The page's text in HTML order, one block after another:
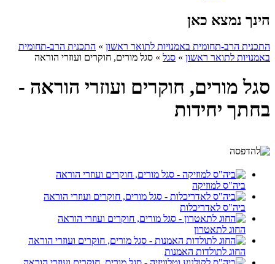
הינך נמצא כאן
התכנית הרב-תחומית באמנויות לתואר ראשון » התכנית הרב-תחומית
באמנויות לתואר ראשון » סגל » סגל מורים, חוקרים ועוזרי הוראה
סגל מורים, חוקרים ועוזרי הוראה -
בחתך יחידות
ביה"ס למוזיקה
ביה"ס לאדריכלות
החוג לתאטרון
החוג לתולדות האמנות